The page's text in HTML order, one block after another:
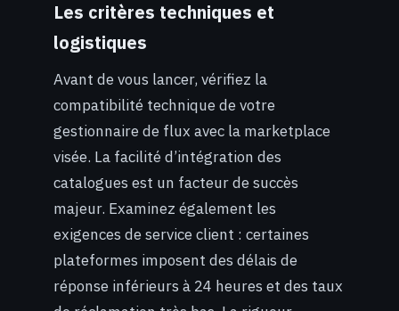
Les critères techniques et
logistiques
Avant de vous lancer, vérifiez la
compatibilité technique de votre
gestionnaire de flux avec la marketplace
visée. La facilité d’intégration des
catalogues est un facteur de succès
majeur. Examinez également les
exigences de service client : certaines
plateformes imposent des délais de
réponse inférieurs à 24 heures et des taux